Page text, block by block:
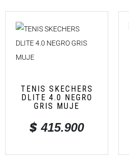
TENIS SKECHERS
DLITE 4.0 NEGRO
GRIS MUJE
$ 415.900